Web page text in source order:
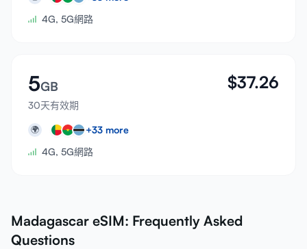
4G, 5G網路
5GB
30天有效期
$37.26
🌍 +33 more
4G, 5G網路
Madagascar eSIM: Frequently Asked
Questions